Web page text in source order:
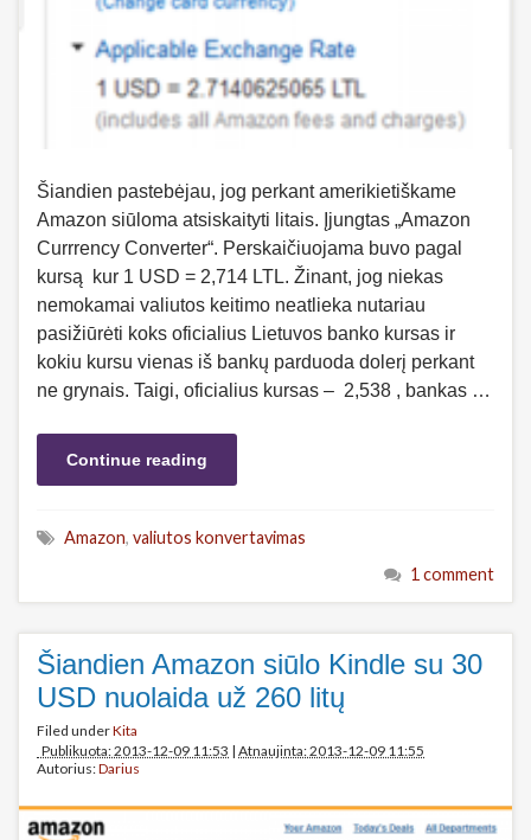
Šiandien pastebėjau, jog perkant amerikietiškame
Amazon siūloma atsiskaityti litais. Įjungtas „Amazon
Currrency Converter“. Perskaičiuojama buvo pagal
kursą kur 1 USD = 2,714 LTL. Žinant, jog niekas
nemokamai valiutos keitimo neatlieka nutariau
pasižiūrėti koks oficialius Lietuvos banko kursas ir
kokiu kursu vienas iš bankų parduoda dolerį perkant
ne grynais. Taigi, oficialius kursas – 2,538 , bankas …
Continue reading
Amazon, valiutos konvertavimas
1 comment
Šiandien Amazon siūlo Kindle su 30
USD nuolaida už 260 litų
Filed underKita
Publikuota: 2013-12-09 11:53 | Atnaujinta: 2013-12-09 11:55
Autorius:Darius